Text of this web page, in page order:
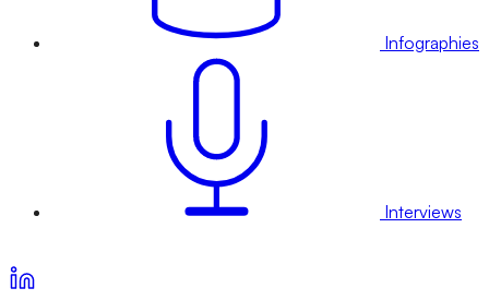
Infographies
Interviews